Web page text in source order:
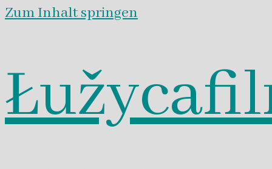
Zum Inhalt springen